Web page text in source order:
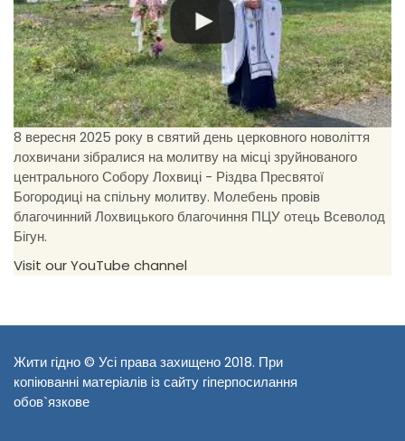
8 вересня 2025 року в святий день церковного новоліття
лохвичани зібралися на молитву на місці зруйнованого
центрального Собору Лохвиці - Різдва Пресвятої
Богородиці на спільну молитву. Молебень провів
благочинний Лохвицького благочиння ПЦУ отець Всеволод
Бігун.
Visit our YouTube channel
Жити гідно © Усі права захищено 2018. При
копіюванні матеріалів із сайту гіперпосилання
обов`язкове